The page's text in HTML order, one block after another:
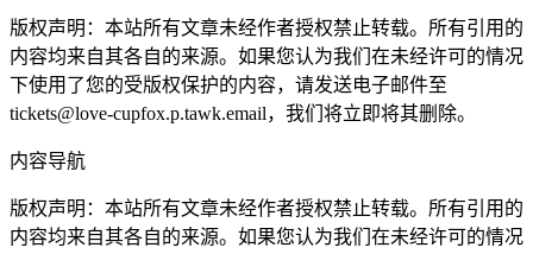
版权声明：本站所有文章未经作者授权禁止转载。所有引用的
内容均来自其各自的来源。如果您认为我们在未经许可的情况
下使用了您的受版权保护的内容，请发送电子邮件至
tickets@love-cupfox.p.tawk.email，我们将立即将其删除。
内容导航
版权声明：本站所有文章未经作者授权禁止转载。所有引用的
内容均来自其各自的来源。如果您认为我们在未经许可的情况